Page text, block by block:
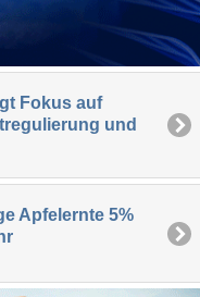
Fokus auf
und
Apfelernte 5%